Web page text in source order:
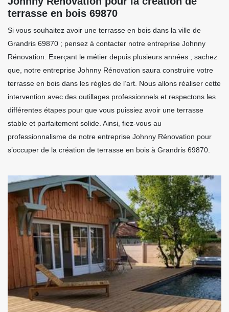
terrasse en bois 69870
Si vous souhaitez avoir une terrasse en bois dans la ville de
Grandris 69870 ; pensez à contacter notre entreprise Johnny
Rénovation. Exerçant le métier depuis plusieurs années ; sachez
que, notre entreprise Johnny Rénovation saura construire votre
terrasse en bois dans les règles de l’art. Nous allons réaliser cette
intervention avec des outillages professionnels et respectons les
différentes étapes pour que vous puissiez avoir une terrasse
stable et parfaitement solide. Ainsi, fiez-vous au
professionnalisme de notre entreprise Johnny Rénovation pour
s’occuper de la création de terrasse en bois à Grandris 69870.